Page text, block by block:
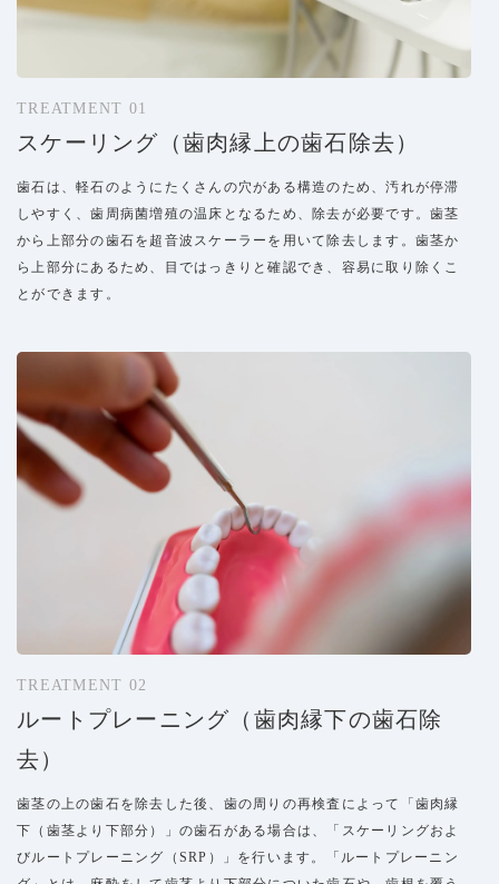
TREATMENT 01
スケーリング（歯肉縁上の歯石除去）
歯石は、軽石のようにたくさんの穴がある構造のため、汚れが停滞
しやすく、歯周病菌増殖の温床となるため、除去が必要です。歯茎
から上部分の歯石を超音波スケーラーを用いて除去します。歯茎か
ら上部分にあるため、目ではっきりと確認でき、容易に取り除くこ
とができます。
TREATMENT 02
ルートプレーニング（歯肉縁下の歯石除
去）
歯茎の上の歯石を除去した後、歯の周りの再検査によって「歯肉縁
下（歯茎より下部分）」の歯石がある場合は、「スケーリングおよ
びルートプレーニング（SRP）」を行います。「ルートプレーニン